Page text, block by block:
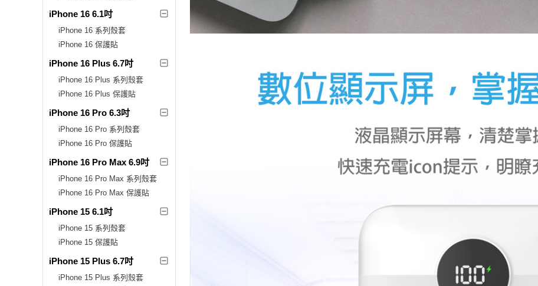
iPhone 16 6.1吋
iPhone 16 系列殼套
iPhone 16 保護貼
iPhone 16 Plus 6.7吋
iPhone 16 Plus 系列殼套
iPhone 16 Plus 保護貼
iPhone 16 Pro 6.3吋
iPhone 16 Pro 系列殼套
iPhone 16 Pro 保護貼
iPhone 16 Pro Max 6.9吋
iPhone 16 Pro Max 系列殼套
iPhone 16 Pro Max 保護貼
iPhone 15 6.1吋
iPhone 15 系列殼套
iPhone 15 保護貼
iPhone 15 Plus 6.7吋
iPhone 15 Plus 系列殼套